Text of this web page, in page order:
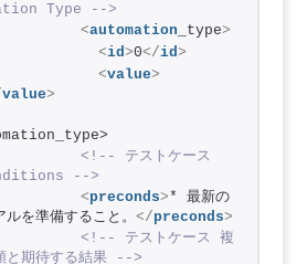
Type -->
<automation _type>
<id>0</id>
<value>
value>
<!-- テストケース
-->
<preconds>* 最新の
ルを準備すること。 </preconds>
<!-- テストケース 複
と期待する結果 -->